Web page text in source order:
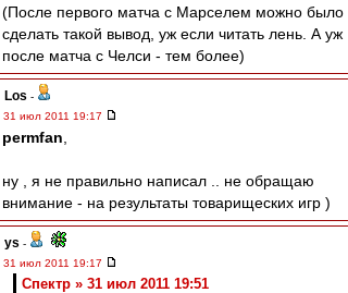
(После первого матча с Марселем можно было
сделать такой вывод, уж если читать лень. А уж
после матча с Челси - тем более)
Los -
31 июл 2011 19:17
permfan
ну , я не правильно написал .. не обращаю
внимание - на результаты товарищеских игр )
ys -
31 июл 2011 19:17
Спектр » 31 июл 2011 19:51